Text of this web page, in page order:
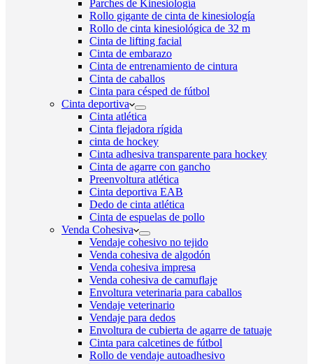
Parches de Kinesiología
Rollo gigante de cinta de kinesiología
Rollo de cinta kinesiológica de 32 m
Cinta de lifting facial
Cinta de embarazo
Cinta de entrenamiento de cintura
Cinta de caballos
Cinta para césped de fútbol
Cinta deportiva
Cinta atlética
Cinta flejadora rígida
cinta de hockey
Cinta adhesiva transparente para hockey
Cinta de agarre con gancho
Preenvoltura atlética
Cinta deportiva EAB
Dedo de cinta atlética
Cinta de espuelas de pollo
Venda Cohesiva
Vendaje cohesivo no tejido
Venda cohesiva de algodón
Venda cohesiva impresa
Venda cohesiva de camuflaje
Envoltura veterinaria para caballos
Vendaje veterinario
Vendaje para dedos
Envoltura de cubierta de agarre de tatuaje
Cinta para calcetines de fútbol
Rollo de vendaje autoadhesivo